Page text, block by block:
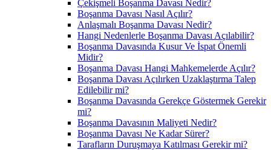
Çekişmeli Boşanma Davası Nedir?
Boşanma Davası Nasıl Açılır?
Anlaşmalı Boşanma Davası Nedir?
Hangi Nedenlerle Boşanma Davası Açılabilir?
Boşanma Davasında Kusur Ve İspat Önemli
Midir?
Boşanma Davası Hangi Mahkemelerde Açılır?
Boşanma Davası Açılırken Uzaklaştırma Talep
Edilebilir mi?
Boşanma Davasında Gerekçe Göstermek Gerekir
mi?
Boşanma Davasının Maliyeti Nedir?
Boşanma Davası Ne Kadar Sürer?
Tarafların Duruşmaya Katılması Gerekir mi?